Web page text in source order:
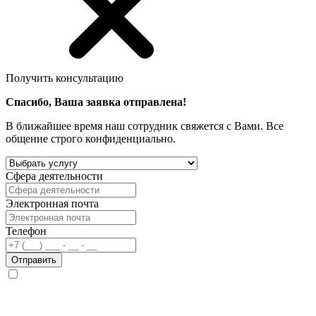
Получить консультацию
Спасибо, Ваша заявка отправлена!
В ближайшее время наш сотрудник свяжется с Вами. Все
общение строго конфиденциально.
Сфера деятельности
Электронная почта
Телефон
Отправить